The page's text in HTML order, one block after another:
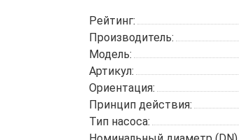
Рейтинг:
Производитель:
Модель:
Артикул:
Ориентация:
Принцип действия:
Тип насоса: